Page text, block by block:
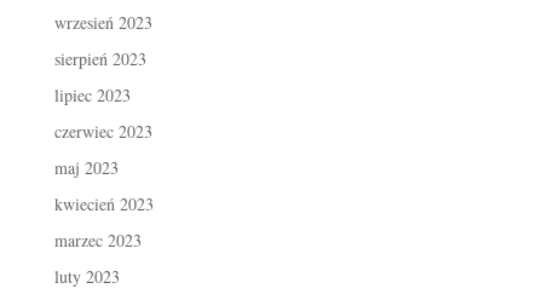
wrzesień 2023
sierpień 2023
lipiec 2023
czerwiec 2023
maj 2023
kwiecień 2023
marzec 2023
luty 2023